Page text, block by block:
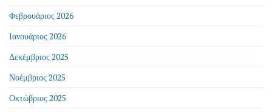
Φεβρουάριος 2026
Ιανουάριος 2026
Δεκέμβριος 2025
Νοέμβριος 2025
Οκτώβριος 2025